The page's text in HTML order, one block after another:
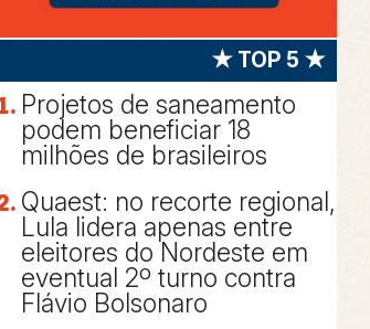
★ TOP 5 ★
Projetos de saneamento
podem beneficiar 18
milhões de brasileiros
Quaest: no recorte regional,
Lula lidera apenas entre
eleitores do Nordeste em
eventual 2º turno contra
Flávio Bolsonaro